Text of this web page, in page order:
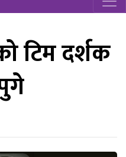
टिम दर्शक